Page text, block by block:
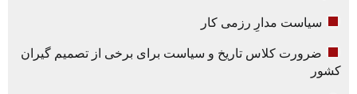
سیاست مدارِ رزمی کار
ضرورت کلاس تاریخ و سیاست برای برخی از تصمیم گیران
کشور